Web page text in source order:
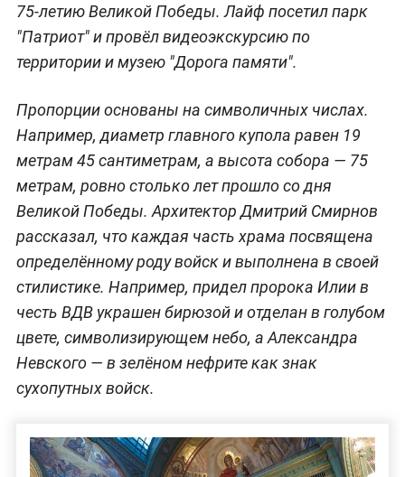
75-летию Великой Победы. Лайф посетил парк
"Патриот" и провёл видеоэкскурсию по
территории и музею "Дорога памяти".
Пропорции основаны на символичных числах.
Например, диаметр главного купола равен 19
метрам 45 сантиметрам, а высота собора — 75
метрам, ровно столько лет прошло со дня
Великой Победы. Архитектор Дмитрий Смирнов
рассказал, что каждая часть храма посвящена
определённому роду войск и выполнена в своей
стилистике. Например, придел пророка Илии в
честь ВДВ украшен бирюзой и отделан в голубом
цвете, символизирующем небо, а Александра
Невского — в зелёном нефрите как знак
сухопутных войск.